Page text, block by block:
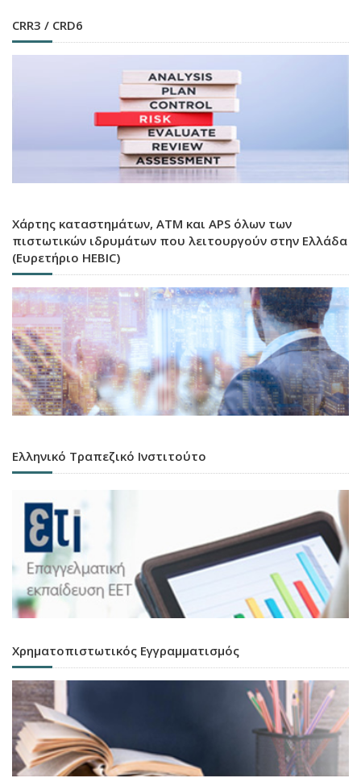
CRR3 / CRD6
Χάρτης καταστημάτων, ATM και APS όλων των
πιστωτικών ιδρυμάτων που λειτουργούν στην Ελλάδα
(Ευρετήριο HEBIC)
Ελληνικό Τραπεζικό Ινστιτούτο
Χρηματοπιστωτικός Εγγραμματισμός